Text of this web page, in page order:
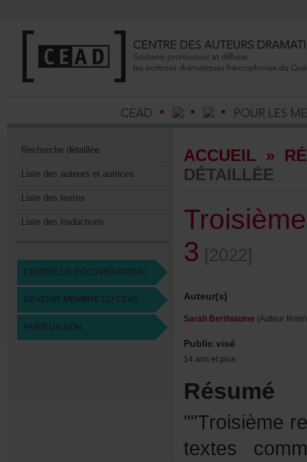
Recherchedétaillée
Listedesauteursetautrices
Listedestextes
Listedestraductions
CENTREDEDOCUMENTATION
DEVENIRMEMBREDUCEAD
FAIREUNDON
ACCUEIL »
DÉTAILLÉE
3 [2022]
Auteur(s)
SarahBerthiaume
Publicvisé
14ansetplus
Résumé